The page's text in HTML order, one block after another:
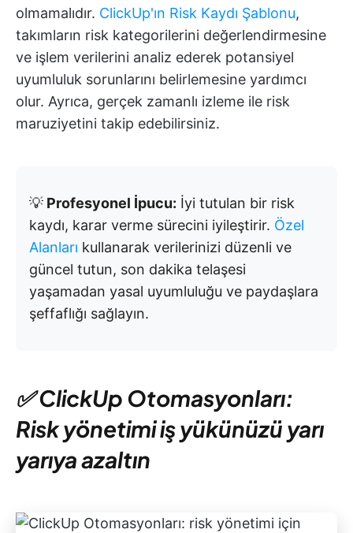
olmamalıdır. ClickUp'ın Risk Kaydı Şablonu,
takımların risk kategorilerini değerlendirmesine
ve işlem verilerini analiz ederek potansiyel
uyumluluk sorunlarını belirlemesine yardımcı
olur. Ayrıca, gerçek zamanlı izleme ile risk
maruziyetini takip edebilirsiniz.
💡 Profesyonel İpucu: İyi tutulan bir risk
kaydı, karar verme sürecini iyileştirir. Özel
Alanları kullanarak verilerinizi düzenli ve
güncel tutun, son dakika telaşesi
yaşamadan yasal uyumluluğu ve paydaşlara
şeffaflığı sağlayın.
✅ ClickUp Otomasyonları:
Risk yönetimi iş yükünüzü yarı
yarıya azaltın